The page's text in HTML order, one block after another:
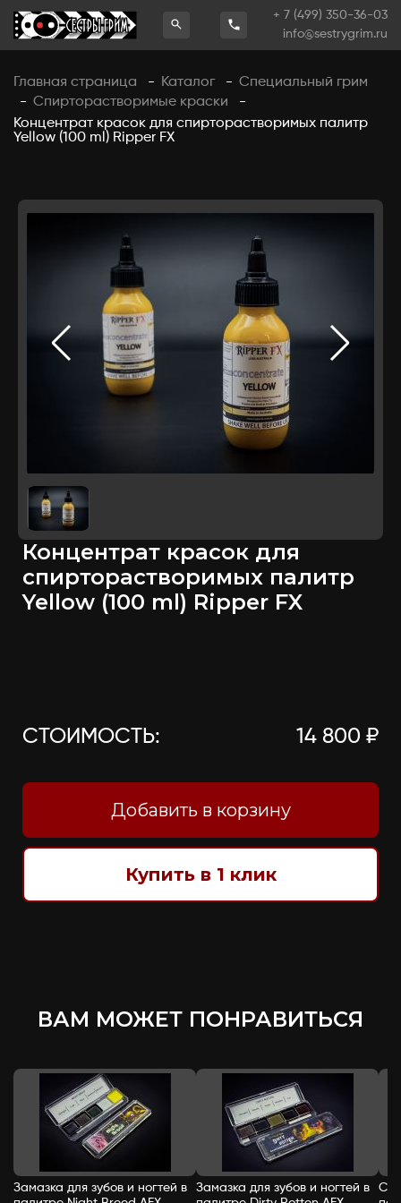
+ 7 (499) 350-36-03
info@sestrygrim.ru
Главная страница - Каталог - Специальный грим
- Спирторастворимые краски
-
Концентрат красок для спирторастворимых палитр
Yellow (100 ml) Ripper FX
Концентрат красок для
спирторастворимых палитр
Yellow (100 ml) Ripper FX
СТОИМОСТЬ: 14 800 ₽
Добавить в корзину
Купить в 1 клик
ВАМ МОЖЕТ ПОНРАВИТЬСЯ
Замазка для зубов и ногтей в
Замазка для зубов и ногтей в